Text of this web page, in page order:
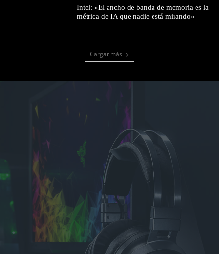
Intel: «El ancho de banda de memoria es la
métrica de IA que nadie está mirando»
Cargar más